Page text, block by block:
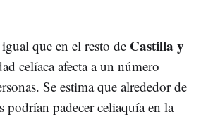
que en el resto de Castilla y
celíaca afecta a un número
Se estima que alrededor de
padecer celiaquía en la